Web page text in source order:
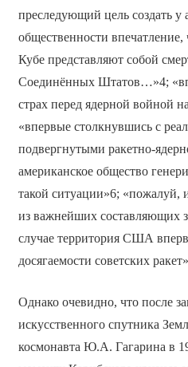
преследующий цель создать
общественности впечатление,
Кубе представляют собой
Соединённых Штатов…»4;
страх перед ядерной войной
«впервые столкнувшись с
подвергнутыми ракетно-
американское общество
такой ситуации»6; «пожалуй,
из важнейших составляющих
случае территория США
досягаемости советских
Однако очевидно, что после
искусственного спутника
космонавта Ю.А. Гагарина в